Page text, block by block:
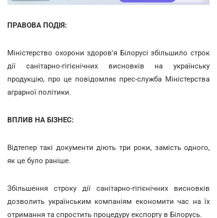
ПРАВОВА ПОДІЯ:
Міністерство охорони здоров'я Білорусі збільшило строк
дії санітарно-гігієнічних висновків на українську
продукцію, про це повідомляє прес-служба Міністерства
аграрної політики.
ВПЛИВ НА БІЗНЕС:
Відтепер такі документи діють три роки, замість одного,
як це було раніше.
Збільшення строку дії санітарно-гігієнічних висновків
дозволить українським компаніям економити час на їх
отримання та спростить процедуру експорту в Білорусь.